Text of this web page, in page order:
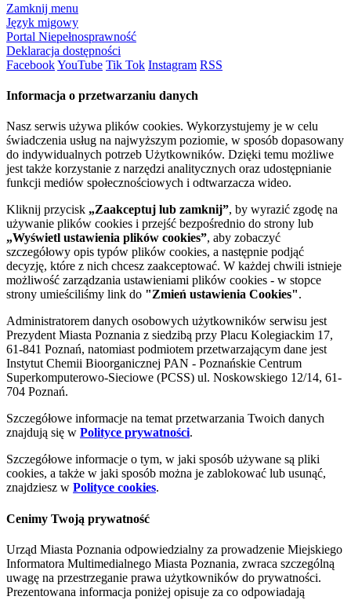
Zamknij menu
Język migowy
Portal Niepełnosprawność
Deklaracja dostępności
FacebookYouTube Tik Tok Instagram RSS
Informacja o przetwarzaniu danych
Nasz serwis używa plików cookies. Wykorzystujemy je w celu
świadczenia usług na najwyższym poziomie, w sposób dopasowany
do indywidualnych potrzeb Użytkowników. Dzięki temu możliwe
jest także korzystanie z narzędzi analitycznych oraz udostępnianie
funkcji mediów społecznościowych i odtwarzacza wideo.
Kliknij przycisk „Zaakceptuj lub zamknij”, by wyrazić zgodę na
używanie plików cookies i przejść bezpośrednio do strony lub
„Wyświetl ustawienia plików cookies”, aby zobaczyć
szczegółowy opis typów plików cookies, a następnie podjąć
decyzję, które z nich chcesz zaakceptować. W każdej chwili istnieje
możliwość zarządzania ustawieniami plików cookies - w stopce
strony umieściliśmy link do "Zmień ustawienia Cookies".
Administratorem danych osobowych użytkowników serwisu jest
Prezydent Miasta Poznania z siedzibą przy Placu Kolegiackim 17,
61-841 Poznań, natomiast podmiotem przetwarzającym dane jest
Instytut Chemii Bioorganicznej PAN - Poznańskie Centrum
Superkomputerowo-Sieciowe (PCSS) ul. Noskowskiego 12/14, 61-
704 Poznań.
Szczegółowe informacje na temat przetwarzania Twoich danych
znajdują się w Polityce prywatności.
Szczegółowe informacje o tym, w jaki sposób używane są pliki
cookies, a także w jaki sposób można je zablokować lub usunąć,
znajdziesz w Polityce cookies.
Cenimy Twoją prywatność
Urząd Miasta Poznania odpowiedzialny za prowadzenie Miejskiego
Informatora Multimedialnego Miasta Poznania, zwraca szczególną
uwagę na przestrzeganie prawa użytkowników do prywatności.
Prezentowana informacja poniżej opisuje za co odpowiadają